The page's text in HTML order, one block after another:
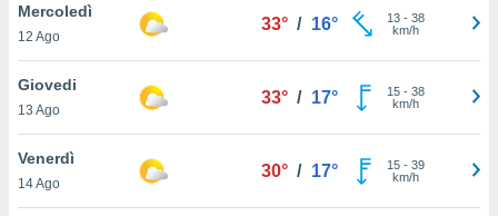
un
la
nella
Mercoledì
12 Ago
33° / 16° 13- 38
km/h
Giovedi
13 Ago
33° / 17° 15- 38
km/h
Venerdì
14 Ago
30° / 17° 15- 39
km/h